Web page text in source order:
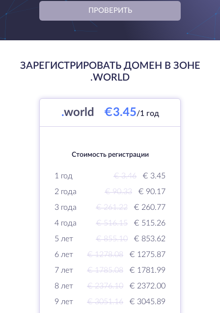
ПРОВЕРИТЬ
ЗАРЕГИСТРИРОВАТЬ ДОМЕН В ЗОНЕ
.WORLD
.world €3.45/1 год
Стоимость регистрации
1 год € 3.46
€ 3.45
2 года
€ 90.33
€ 90.17
3 года
€ 261.22
€ 260.77
4 года
€ 516.15
€ 515.26
5 лет
€ 855.10
€ 853.62
6 лет
€ 1278.08
€ 1275.87
7 лет
€ 1785.08
€ 1781.99
8 лет
€ 2376.10
€ 2372.00
9 лет
€ 3051.16
€ 3045.89